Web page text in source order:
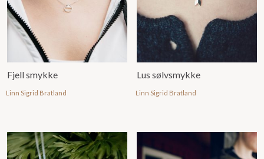
Fjell smykke
Linn Sigrid Bratland
Lus sølvsmykke
Linn Sigrid Bratland